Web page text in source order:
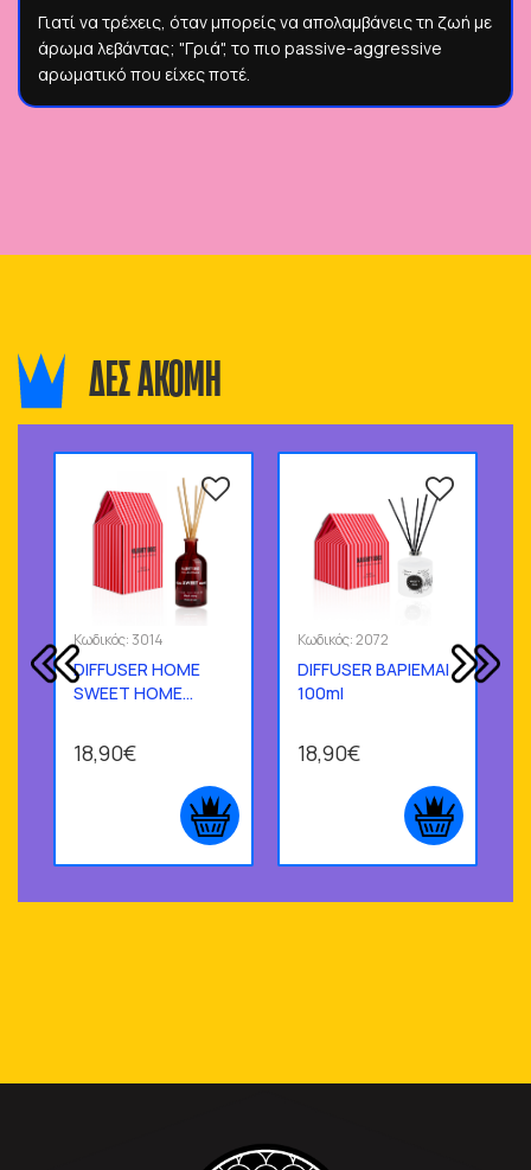
Γιατί να τρέχεις, όταν μπορείς να απολαμβάνεις τη ζωή με
άρωμα λεβάντας; "Γριά", το πιο passive-aggressive
αρωματικό που είχες ποτέ.
ΔΕΣ ΑΚΟΜΗ
Κωδικός:3014
DIFFUSER HOME
SWEET HOME
100ml
18,90€
Κωδικός:2072
DIFFUSER ΒΑΡΙΕΜΑΙ
100ml
18,90€